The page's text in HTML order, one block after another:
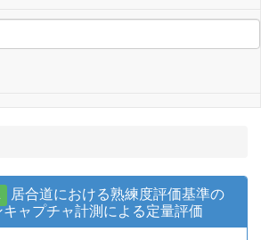
居合道における熟練度評価基準の
ャプチャ計測による定量評価